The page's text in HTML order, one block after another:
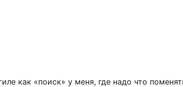
как «поиск» у меня, где надо что